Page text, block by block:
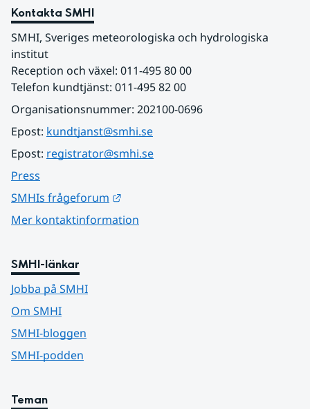
Kontakta SMHI
SMHI, Sveriges meteorologiska och hydrologiska
institut
Reception och växel: 011-495 80 00
Telefon kundtjänst: 011-495 82 00
Organisationsnummer: 202100-0696
Epost: kundtjanst@smhi.se
Epost: registrator@smhi.se
Press
SMHIs frågeforum
Mer kontaktinformation
SMHI-länkar
Jobba på SMHI
Om SMHI
SMHI-bloggen
SMHI-podden
Teman